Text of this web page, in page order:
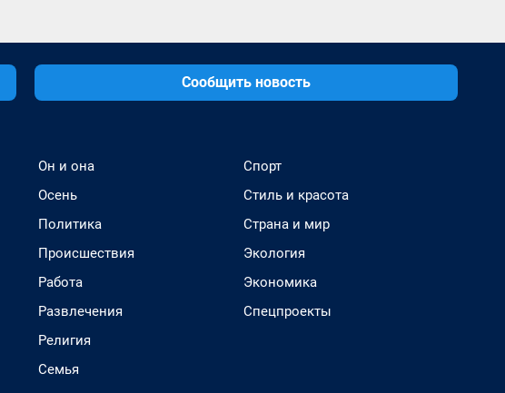
Сообщить новость
Он и она
Осень
Политика
Происшествия
Работа
Развлечения
Религия
Семья
Спорт
Стиль и красота
Страна и мир
Экология
Экономика
Спецпроекты